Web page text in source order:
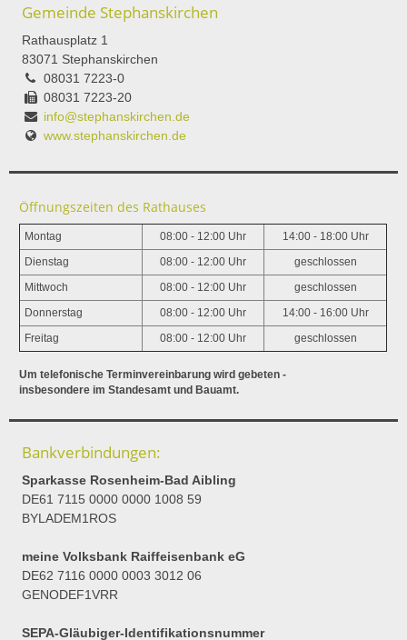
Gemeinde Stephanskirchen
Rathausplatz 1
83071 Stephanskirchen
08031 7223-0
08031 7223-20
info@stephanskirchen.de
www.stephanskirchen.de
Öffnungszeiten des Rathauses
Montag 08:00 - 12:00 Uhr 14:00 - 18:00 Uhr
Dienstag 08:00 - 12:00 Uhr geschlossen
Mittwoch 08:00 - 12:00 Uhr geschlossen
Donnerstag 08:00 - 12:00 Uhr 14:00 - 16:00 Uhr
Freitag 08:00 - 12:00 Uhr geschlossen
Um telefonische Terminvereinbarung wird gebeten -
insbesondere im Standesamt und Bauamt.
Bankverbindungen:
Sparkasse Rosenheim-Bad Aibling
DE61 7115 0000 0000 1008 59
BYLADEM1ROS
meine Volksbank Raiffeisenbank eG
DE62 7116 0000 0003 3012 06
GENODEF1VRR
SEPA-Gläubiger-Identifikationsnummer